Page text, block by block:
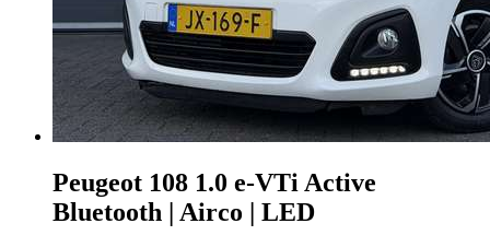
Peugeot 108 1.0 e-VTi Active
Bluetooth | Airco | LED